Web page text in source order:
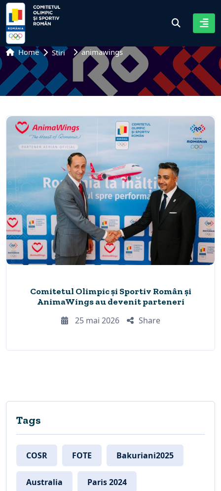
Home Stiri animawings
Comitetul Olimpic și Sportiv Român și
AnimaWings au devenit parteneri
25 mai 2026
Share
Tags
COSR FOTE Bakuriani2025
Australia Paris 2024